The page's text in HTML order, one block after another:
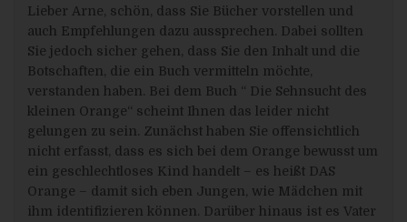
Lieber Arne, schön, dass Sie Bücher vorstellen und
auch Empfehlungen dazu aussprechen. Dabei sollten
Sie jedoch sicher gehen, dass Sie den Inhalt und die
Botschaften, die ein Buch vermitteln möchte,
verstanden haben. Bei dem Buch “ Die Sehnsucht des
kleinen Orange“ scheint Ihnen das leider nicht
gelungen zu sein. Zunächst haben Sie offensichtlich
nicht erfasst, dass es sich bei dem Orange bewusst um
ein geschlechtloses Kind handelt – es heißt DAS
Orange – damit sich eben Jungen, wie Mädchen mit
ihm identifizieren können. Darüber hinaus ist es Vater
Erfüllung eines Vertrags zwischen der betroffenen
Person und dem Verantwortlichen erforderlich oder (2)
erfolgt sie mit ausdrücklicher Einwilligung der
betroffenen Person, triffen wir die angemessene
Maßnahmen, um die Rechte und Freiheiten sowie die
wahren, wozu mindestens das Recht auf Erwirkung
des Eingreifens einer Person seitens des
Verantwortlichen, auf Darlegung des eigenen
Standpunkts und auf Anfechtung der Entscheidung
gehört.
Möchte die betroffene Person Rechte mit Bezug auf
automatisierte Entscheidungen geltend machen, kann
sie sich hierzu jederzeit an einen Mitarbeiter des für